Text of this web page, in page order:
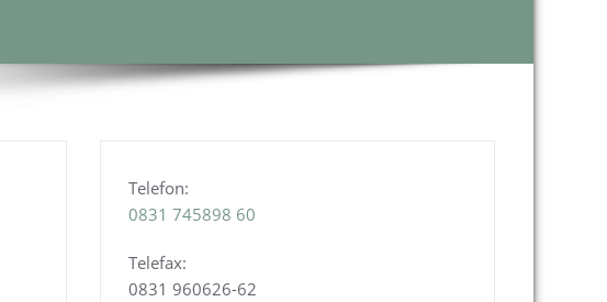
Telefon:
0831 745898 60
Telefax:
0831 960626-62